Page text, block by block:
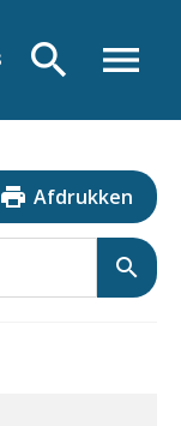
menu
search
print Afdrukken
search